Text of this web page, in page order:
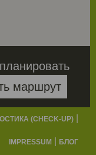
маршрут
(CHECK-UP)
IMPRESSUM БЛОГ